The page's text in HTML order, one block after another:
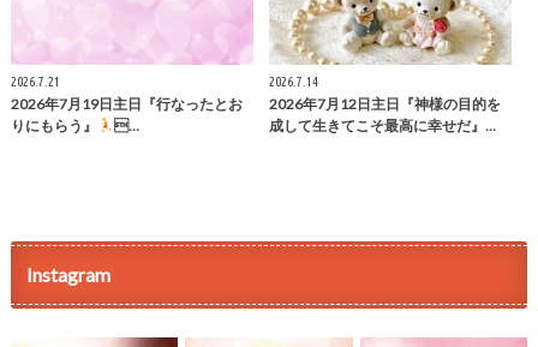
2026.7.21
2026年7月19日主日『行なったとお
りにもらう』
…
2026.7.14
2026年7月12日主日『神様の目的を
成して生きてこそ最高に幸せだ』…
Instagram